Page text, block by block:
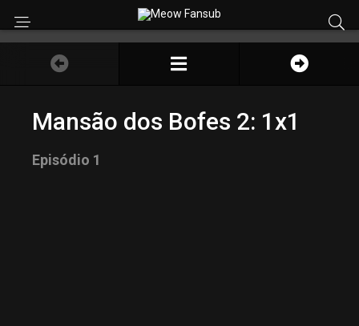
Mansão dos Bofes 2: 1x1
Episódio 1